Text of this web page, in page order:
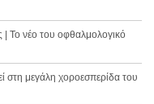
Το νέο του οφθαλμολογικό
στη μεγάλη χοροεσπερίδα του